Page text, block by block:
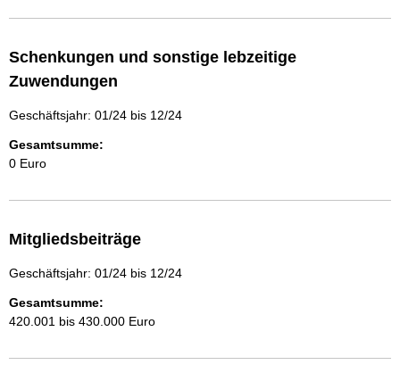
Schenkungen und sonstige lebzeitige
Zuwendungen
Geschäftsjahr: 01/24 bis 12/24
Gesamtsumme:
0 Euro
Mitgliedsbeiträge
Geschäftsjahr: 01/24 bis 12/24
Gesamtsumme:
420.001 bis 430.000 Euro